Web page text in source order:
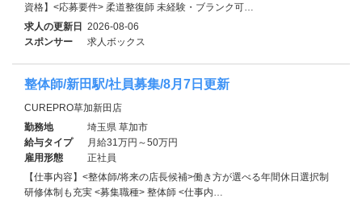
資格】<応募要件> 柔道整復師 未経験・ブランク可…
求人の更新日 2026-08-06
スポンサー
求人ボックス
整体師/新田駅/社員募集/8月7日更新
CUREPRO草加新田店
勤務地
埼玉県 草加市
給与タイプ
月給31万円～50万円
雇用形態
正社員
【仕事内容】<整体師/将来の店長候補>働き方が選べる年間休日選択制
研修体制も充実 <募集職種> 整体師 <仕事内…